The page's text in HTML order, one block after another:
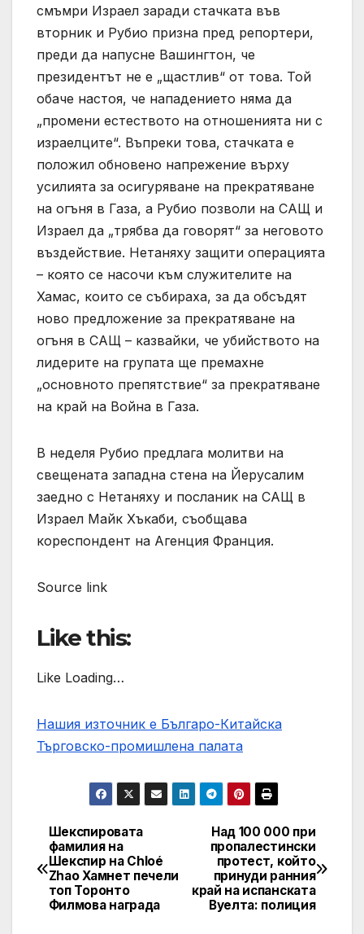
смъмри Израел заради стачката във
вторник и Рубио призна пред репортери,
преди да напусне Вашингтон, че
президентът не е „щастлив“ от това. Той
обаче настоя, че нападението няма да
„промени естеството на отношенията ни с
израелците“. Въпреки това, стачката е
положил обновено напрежение върху
усилията за осигуряване на прекратяване
на огъня в Газа, а Рубио позволи на САЩ и
Израел да „трябва да говорят“ за неговото
въздействие. Нетаняху защити операцията
– която се насочи към служителите на
Хамас, които се събираха, за да обсъдят
ново предложение за прекратяване на
огъня в САЩ – казвайки, че убийството на
лидерите на групата ще премахне
„основното препятствие“ за прекратяване
на край на Война в Газа.
В неделя Рубио предлага молитви на
свещената западна стена на Йерусалим
заедно с Нетаняху и посланик на САЩ в
Израел Майк Хъкаби, съобщава
кореспондент на Агенция Франция.
Source link
Like this:
Like Loading…
Нашия източник е Българо-Китайска
Търговско-промишлена палaта
Post
navigation
Над 100 000 при
пропалестински
протест, който
принуди ранния
край на испанската
Вуелта: полиция
Шекспировата
фамилия на
Шекспир на Chloé
Zhao Хамнет печели
топ Торонто
Филмова награда